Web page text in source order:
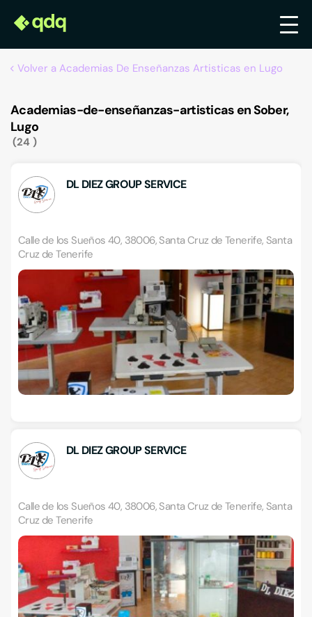
Volver a Academias De Enseñanzas Artisticas en Lugo
Academias-de-enseñanzas-artisticas en Sober,
Lugo
24
DL DIEZ GROUP SERVICE
Calle de los Sueños 40, 38006, Santa Cruz de Tenerife, Santa
Cruz de Tenerife
DL DIEZ GROUP SERVICE
Calle de los Sueños 40, 38006, Santa Cruz de Tenerife, Santa
Cruz de Tenerife